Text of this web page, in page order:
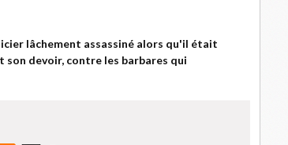
lâchement assassiné alors qu'il était
devoir, contre les barbares qui